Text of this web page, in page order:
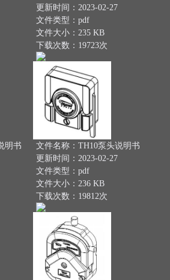
更新时间：2023-02-27
文件类型：pdf
文件大小：235 KB
下载次数：19723次
明书
文件名称：TH10泵头说明书
更新时间：2023-02-27
文件类型：pdf
文件大小：236 KB
下载次数：19812次